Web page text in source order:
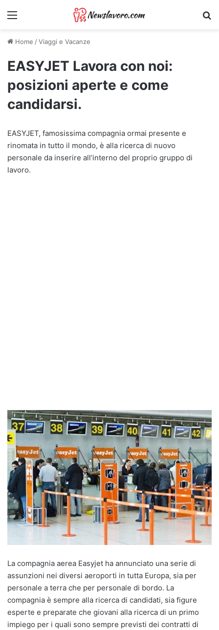
Menu
Home /Viaggi e Vacanze
EASYJET Lavora con noi:
posizioni aperte e come
candidarsi.
EASYJET, famosissima compagnia ormai presente e
rinomata in tutto il mondo, è alla ricerca di nuovo
personale da inserire all’interno del proprio gruppo di
lavoro.
La compagnia aerea Easyjet ha annunciato una serie di
assunzioni nei diversi aeroporti in tutta Europa, sia per
personale a terra che per personale di bordo. La
compagnia è sempre alla ricerca di candidati, sia figure
esperte e preparate che giovani alla ricerca di un primo
impiego per i quali sono sempre previsti dei contratti di